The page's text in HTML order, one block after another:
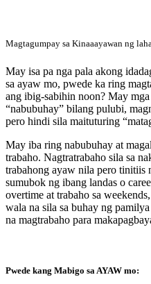
Magtagumpay sa Kinaaayawan ng
May isa pa nga pala akong
sa ayaw mo, pwede ka ring
ang ibig-sabihin noon? May
“nabubuhay” bilang pulubi,
pero hindi sila maituturing
May iba ring nabubuhay at
trabaho. Nagtratrabaho sila sa
trabahong ayaw nila pero tinitiis
sumubok ng ibang landas o
overtime at trabaho sa
wala na sila sa buhay ng
na magtrabaho para
Pwede kang Mabigo sa AYAW mo: